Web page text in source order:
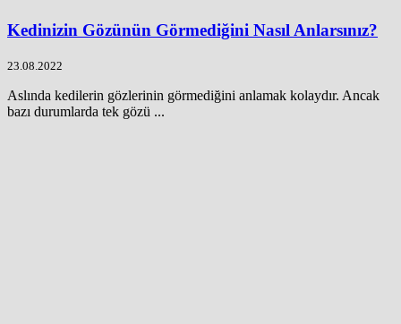
Kedinizin Gözünün Görmediğini Nasıl Anlarsınız?
23.08.2022
Aslında kedilerin gözlerinin görmediğini anlamak kolaydır. Ancak
bazı durumlarda tek gözü ...